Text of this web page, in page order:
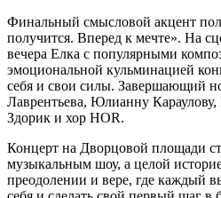
Финальный смысловой акцент
получится. Вперед к мечте». На
вечера Елка с популярными
эмоциональной кульминацией
себя и свои силы. Завершающий
Лаврентьева, Юлианну
Здорик и хор HOR.
Концерт на Дворцовой площади
музыкальным шоу, а целой
преодолении и вере, где каждый